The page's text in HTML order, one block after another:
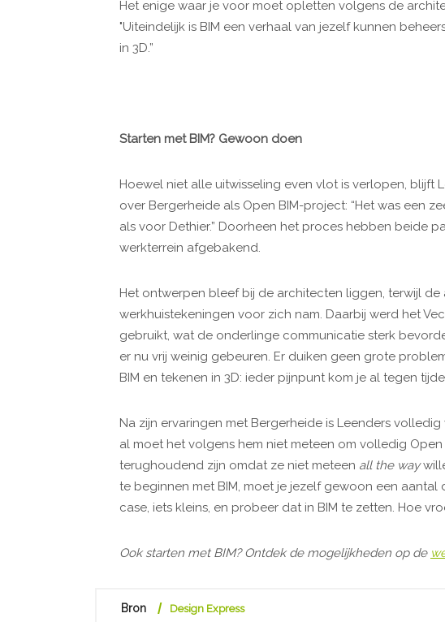
Het enige waar je voor moet opletten volgens de
"Uiteindelijk is BIM een verhaal van jezelf kunnen
in 3D.”
Starten met BIM? Gewoon doen
Hoewel niet alle uitwisseling even vlot is verlopen, blijft
over Bergerheide als Open BIM-project: “Het was een
als voor Dethier.” Doorheen het proces hebben beide
werkterrein afgebakend.
Het ontwerpen bleef bij de architecten liggen, terwijl de
werkhuistekeningen voor zich nam. Daarbij werd het
gebruikt, wat de onderlinge communicatie sterk
er nu vrij weinig gebeuren. Er duiken geen grote
BIM en tekenen in 3D: ieder pijnpunt kom je al tegen
Na zijn ervaringen met Bergerheide is Leenders
al moet het volgens hem niet meteen om volledig Open
terughoudend zijn omdat ze niet meteen all the way
te beginnen met BIM, moet je jezelf gewoon een
case, iets kleins, en probeer dat in BIM te zetten. Hoe
Ook starten met BIM? Ontdek de mogelijkheden op de
Bron Design Express